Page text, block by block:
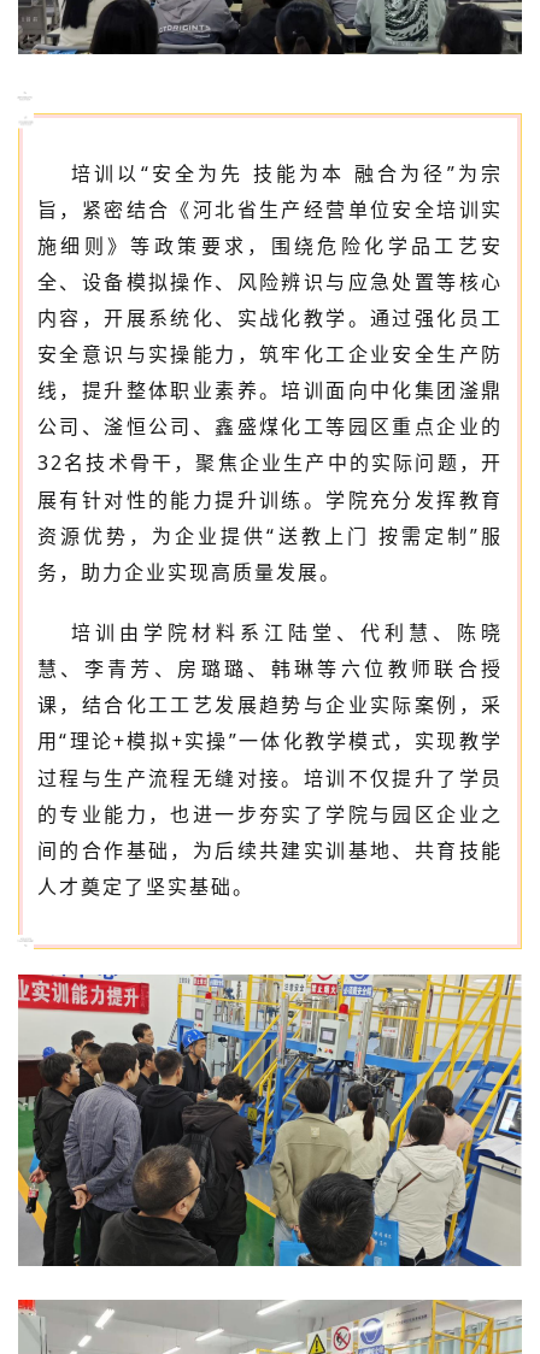
培训以“安全为先 技能为本 融合为径”为宗
旨，紧密结合《河北省生产经营单位安全培训实
施细则》等政策要求，围绕危险化学品工艺安
全、设备模拟操作、风险辨识与应急处置等核心
内容，开展系统化、实战化教学。通过强化员工
安全意识与实操能力，筑牢化工企业安全生产防
线，提升整体职业素养。培训面向中化集团滏鼎
公司、滏恒公司、鑫盛煤化工等园区重点企业的
32名技术骨干，聚焦企业生产中的实际问题，开
展有针对性的能力提升训练。学院充分发挥教育
资源优势，为企业提供“送教上门 按需定制”服
务，助力企业实现高质量发展。
培训由学院材料系江陆堂、代利慧、陈晓
慧、李青芳、房璐璐、韩琳等六位教师联合授
课，结合化工工艺发展趋势与企业实际案例，采
用“理论+模拟+实操”一体化教学模式，实现教学
过程与生产流程无缝对接。培训不仅提升了学员
的专业能力，也进一步夯实了学院与园区企业之
间的合作基础，为后续共建实训基地、共育技能
人才奠定了坚实基础。